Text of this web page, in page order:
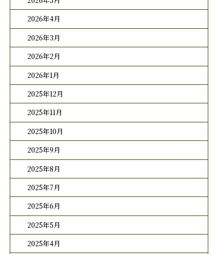
2026年4月
2026年3月
2026年2月
2026年1月
2025年12月
2025年11月
2025年10月
2025年9月
2025年8月
2025年7月
2025年6月
2025年5月
2025年4月